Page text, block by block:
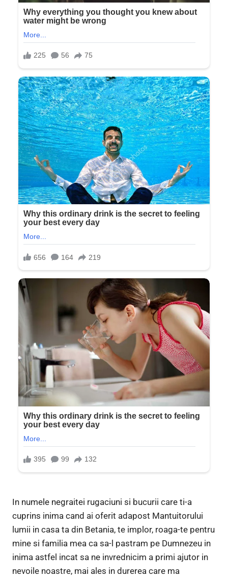
In numele negraitei rugaciuni si bucurii care ti-a
cuprins inima cand ai oferit adapost Mantuitorului
lumii in casa ta din Betania, te implor, roaga-te pentru
mine si familia mea ca sa-l pastram pe Dumnezeu in
inima astfel incat sa ne invrednicim a primi ajutor in
nevoile noastre, mai ales in durerea care ma